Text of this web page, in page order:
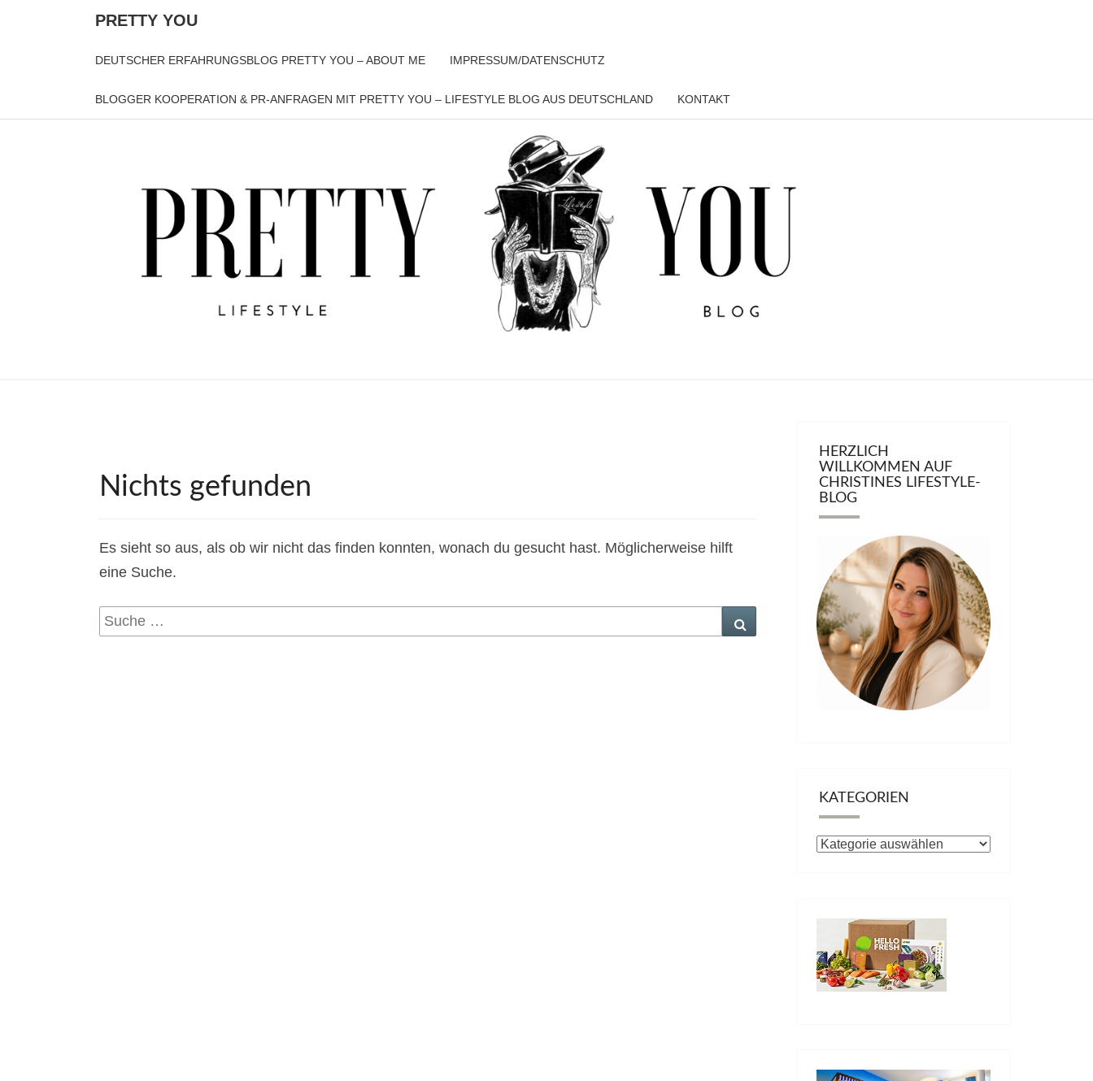
PRETTY YOU
DEUTSCHER ERFAHRUNGSBLOG PRETTY YOU – ABOUT ME IMPRESSUM/DATENSCHUTZ
BLOGGER KOOPERATION & PR-ANFRAGEN MIT PRETTY YOU – LIFESTYLE BLOG AUS DEUTSCHLAND KONTAKT
PRETTY
YOU
Nichts
gefunden
Nichts gefunden
Es sieht so aus, als ob wir nicht das finden konnten, wonach du gesucht hast. Möglicherweise hilft
eine Suche.
Suche
nach:
HERZLICH
WILLKOMMEN AUF
CHRISTINES LIFESTYLE-
BLOG
KATEGORIEN
Kategorien